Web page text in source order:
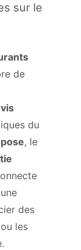
sur le
de
du
pose, le
des
ou les